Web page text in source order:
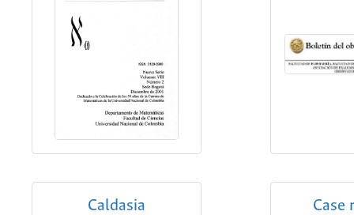
Caldasia Case